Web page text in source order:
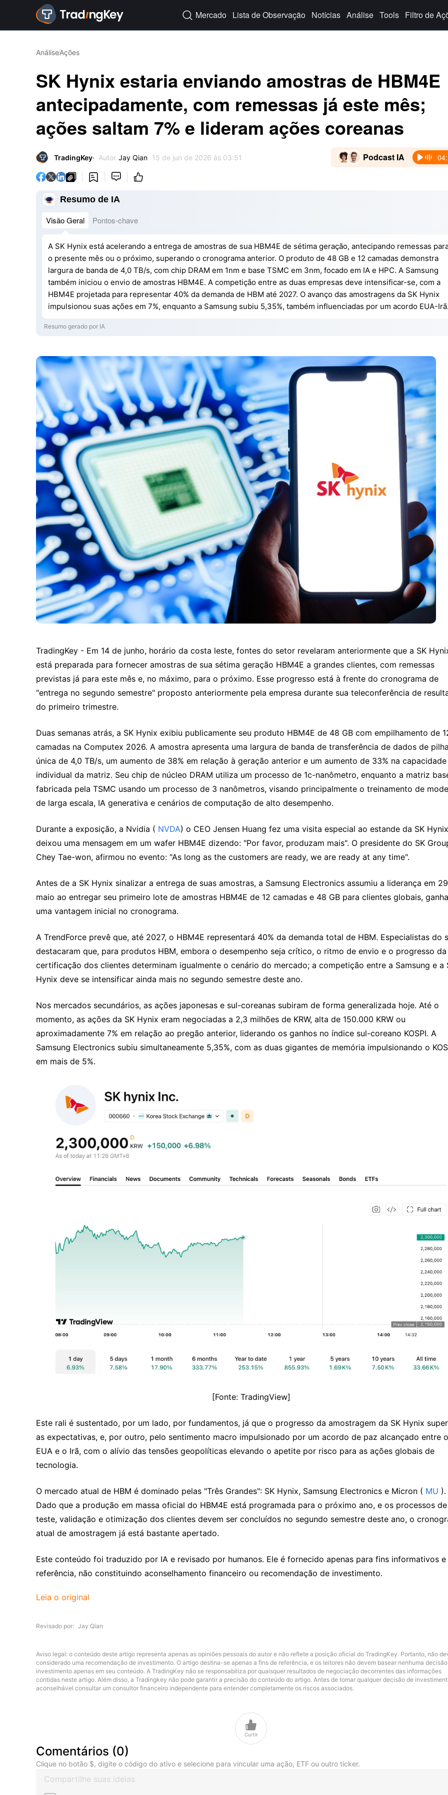
 Mercado Lista de Observação Notícias Análise Tools Filtro de
AnáliseAções
SK Hynix estaria enviando amostras de HBM4E
antecipadamente, com remessas já este mês;
ações saltam 7% e lideram ações coreanas
TradingKey Autor Jay Qian 15 de jun de 2026 às 03:51 Podcast IA
   
Resumo de IA
Visão Geral
Pontos-chave
A SK Hynix está acelerando a entrega de amostras de sua HBM4E de sétima geração, antecipando remessas
o presente mês ou o próximo, superando o cronograma anterior. O produto de 48 GB e 12 camadas demonstra
largura de banda de 4,0 TB/s, com chip DRAM em 1nm e base TSMC em 3nm, focado em IA e HPC. A Samsung
também iniciou o envio de amostras HBM4E. A competição entre as duas empresas deve intensificar-se, com a
HBM4E projetada para representar 40% da demanda de HBM até 2027. O avanço das amostragens da SK Hynix
impulsionou suas ações em 7%, enquanto a Samsung subiu 5,35%, também influenciadas por um acordo EUA-Irã.
Resumo gerado por IA
TradingKey - Em 14 de junho, horário da costa leste, fontes do setor revelaram anteriormente que a SK
está preparada para fornecer amostras de sua sétima geração HBM4E a grandes clientes, com remessas
previstas já para este mês e, no máximo, para o próximo. Esse progresso está à frente do cronograma de
"entrega no segundo semestre" proposto anteriormente pela empresa durante sua teleconferência de
do primeiro trimestre.
Duas semanas atrás, a SK Hynix exibiu publicamente seu produto HBM4E de 48 GB com empilhamento de
camadas na Computex 2026. A amostra apresenta uma largura de banda de transferência de dados de pilha
única de 4,0 TB/s, um aumento de 38% em relação à geração anterior e um aumento de 33% na capacidade
individual da matriz. Seu chip de núcleo DRAM utiliza um processo de 1c-nanômetro, enquanto a matriz
fabricada pela TSMC usando um processo de 3 nanômetros, visando principalmente o treinamento de
de larga escala, IA generativa e cenários de computação de alto desempenho.
Durante a exposição, a Nvidia ( NVDA) o CEO Jensen Huang fez uma visita especial ao estande da SK
deixou uma mensagem em um wafer HBM4E dizendo: "Por favor, produzam mais". O presidente do SK
Chey Tae-won, afirmou no evento: "As long as the customers are ready, we are ready at any time".
Antes de a SK Hynix sinalizar a entrega de suas amostras, a Samsung Electronics assumiu a liderança em
maio ao entregar seu primeiro lote de amostras HBM4E de 12 camadas e 48 GB para clientes globais,
uma vantagem inicial no cronograma.
A TrendForce prevê que, até 2027, o HBM4E representará 40% da demanda total de HBM. Especialistas do
destacaram que, para produtos HBM, embora o desempenho seja crítico, o ritmo de envio e o progresso da
certificação dos clientes determinam igualmente o cenário do mercado; a competição entre a Samsung e a
Hynix deve se intensificar ainda mais no segundo semestre deste ano.
Nos mercados secundários, as ações japonesas e sul-coreanas subiram de forma generalizada hoje. Até o
momento, as ações da SK Hynix eram negociadas a 2,3 milhões de KRW, alta de 150.000 KRW ou
aproximadamente 7% em relação ao pregão anterior, liderando os ganhos no índice sul-coreano KOSPI. A
Samsung Electronics subiu simultaneamente 5,35%, com as duas gigantes de memória impulsionando o
em mais de 5%.
[Fonte: TradingView]
Este rali é sustentado, por um lado, por fundamentos, já que o progresso da amostragem da SK Hynix
as expectativas, e, por outro, pelo sentimento macro impulsionado por um acordo de paz alcançado entre
EUA e o Irã, com o alívio das tensões geopolíticas elevando o apetite por risco para as ações globais de
tecnologia.
O mercado atual de HBM é dominado pelas "Três Grandes": SK Hynix, Samsung Electronics e Micron ( MU ).
Dado que a produção em massa oficial do HBM4E está programada para o próximo ano, e os processos de
teste, validação e otimização dos clientes devem ser concluídos no segundo semestre deste ano, o
atual de amostragem já está bastante apertado.
Este conteúdo foi traduzido por IA e revisado por humanos. Ele é fornecido apenas para fins informativos e
referência, não constituindo aconselhamento financeiro ou recomendação de investimento.
Leia o original
Revisado por Jay Qian
Aviso legal: o conteúdo deste artigo representa apenas as opiniões pessoais do autor e não reflete a posição oficial do TradingKey. Portanto, não
considerado uma recomendação de investimento. O artigo destina-se apenas a fins de referência, e os leitores não devem basear nenhuma
investimento apenas em seu conteúdo. A TradingKey não se responsabiliza por quaisquer resultados de negociação decorrentes das informações
contidas neste artigo. Além disso, a Tradingkey não pode garantir a precisão do conteúdo do artigo. Antes de tomar qualquer decisão de
aconselhável consultar um consultor financeiro independente para entender completamente os riscos associados.

Curtir
Comentários (0)
Clique no botão $, digite o código do ativo e selecione para vincular uma ação, ETF ou outro ticker.